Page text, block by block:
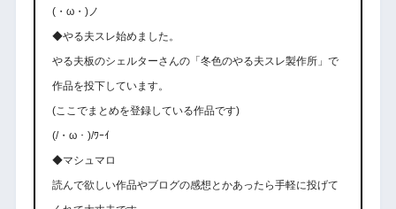
(・ω・)ノ
◆やる夫スレ始めました。
やる夫板のシェルターさんの「冬色のやる夫スレ製作所」で
作品を投下しています。
(ここでまとめを登録している作品です)
(/・ω・)/ﾜｰｲ
◆マシュマロ
読んで欲しい作品やブログの感想とかあったら手軽に投げて